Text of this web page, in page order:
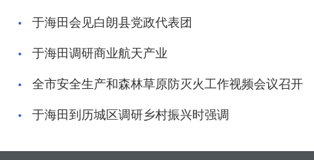
于海田会见白朗县党政代表团
于海田调研商业航天产业
找准定位精准发力 推动全市商业航天产业高质量发展
全市安全生产和森林草原防灭火工作视频会议召开
于海田到历城区调研乡村振兴时强调